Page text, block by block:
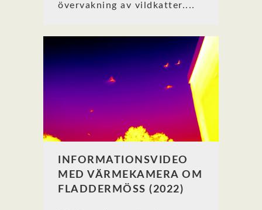
övervakning av vildkatter....
INFORMATIONSVIDEO
MED VÄRMEKAMERA OM
FLADDERMÖSS (2022)